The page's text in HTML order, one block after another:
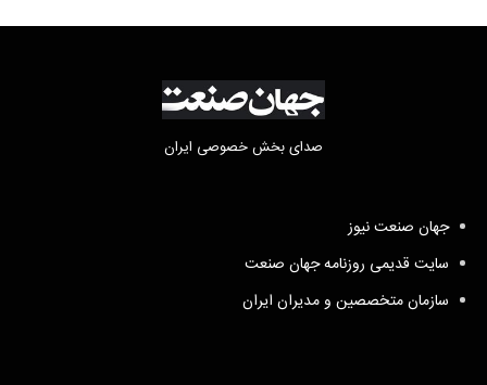
صدای بخش خصوصی ایران
جهان صنعت نیوز
سایت قدیمی روزنامه جهان صنعت
سازمان متخصصین و مدیران ایران